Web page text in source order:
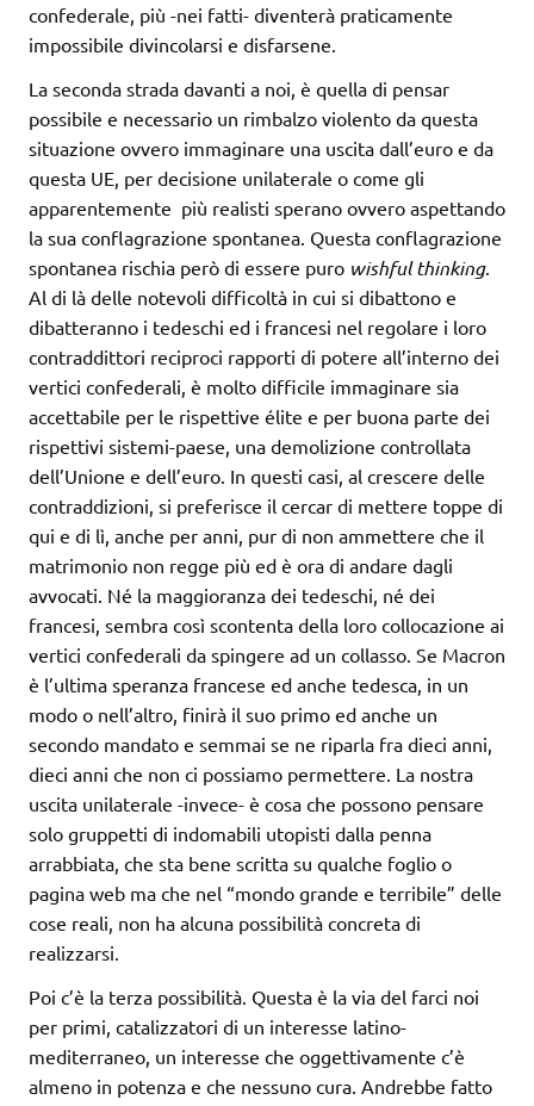
confederale, più -nei fatti- diventerà praticamente
impossibile divincolarsi e disfarsene.
La seconda strada davanti a noi, è quella di pensar
possibile e necessario un rimbalzo violento da questa
situazione ovvero immaginare una uscita dall’euro e da
questa UE, per decisione unilaterale o come gli
apparentemente più realisti sperano ovvero aspettando
la sua conflagrazione spontanea. Questa conflagrazione
spontanea rischia però di essere puro wishful thinking.
Al di là delle notevoli difficoltà in cui si dibattono e
dibatteranno i tedeschi ed i francesi nel regolare i loro
contraddittori reciproci rapporti di potere all’interno dei
vertici confederali, è molto difficile immaginare sia
accettabile per le rispettive élite e per buona parte dei
rispettivi sistemi-paese, una demolizione controllata
dell’Unione e dell’euro. In questi casi, al crescere delle
contraddizioni, si preferisce il cercar di mettere toppe di
qui e di lì, anche per anni, pur di non ammettere che il
matrimonio non regge più ed è ora di andare dagli
avvocati. Né la maggioranza dei tedeschi, né dei
francesi, sembra così scontenta della loro collocazione ai
vertici confederali da spingere ad un collasso. Se Macron
è l’ultima speranza francese ed anche tedesca, in un
modo o nell’altro, finirà il suo primo ed anche un
secondo mandato e semmai se ne riparla fra dieci anni,
dieci anni che non ci possiamo permettere. La nostra
uscita unilaterale -invece- è cosa che possono pensare
solo gruppetti di indomabili utopisti dalla penna
arrabbiata, che sta bene scritta su qualche foglio o
pagina web ma che nel “mondo grande e terribile” delle
cose reali, non ha alcuna possibilità concreta di
realizzarsi.
Poi c’è la terza possibilità. Questa è la via del farci noi
per primi, catalizzatori di un interesse latino-
mediterraneo, un interesse che oggettivamente c’è
almeno in potenza e che nessuno cura. Andrebbe fatto